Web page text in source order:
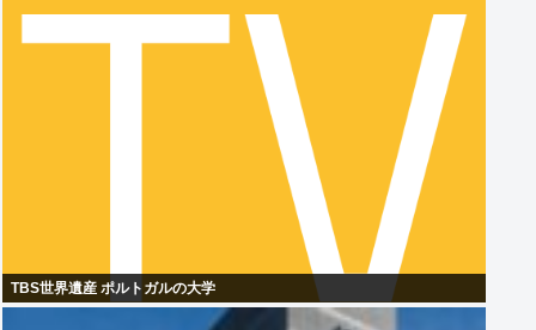
TBS世界遺産 ポルトガルの大学